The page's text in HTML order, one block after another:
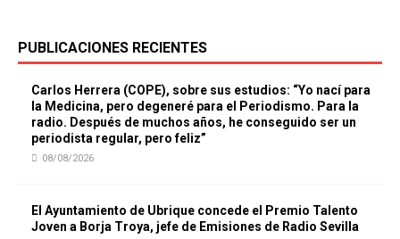
PUBLICACIONES RECIENTES
Carlos Herrera (COPE), sobre sus estudios: “Yo nací para
la Medicina, pero degeneré para el Periodismo. Para la
radio. Después de muchos años, he conseguido ser un
periodista regular, pero feliz”
08/08/2026
El Ayuntamiento de Ubrique concede el Premio Talento
Joven a Borja Troya, jefe de Emisiones de Radio Sevilla